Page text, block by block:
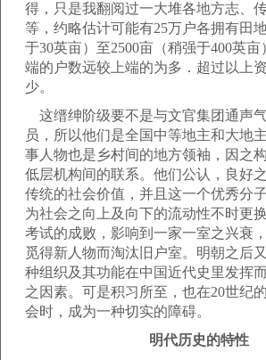
得，只是我翻阅过一大堆各地方志、
等，约略估计可能有25万户各拥有田
于30英亩）至2500亩（稍强于400英
端的户数远较上端的为多．超过以上
少。
这缙绅阶级要不是与文官集团通声
员，所以他们是全国中等地主和大地
事人物也是乡村间的地方领袖，因之
低层机构间的联系。他们公认，良好
传统的社会价值，并且这一个优秀分
为社会之向上及向下的流动性不时更
考试的成败，影响到一家一室之兴衰
觅得新人物而淘汰旧户室。明朝之后
种组织及其功能在中国近代史里发挥
之因素。可是积习所至，也在20世纪
会时，成为一种切实的障碍。
明代历史的特性